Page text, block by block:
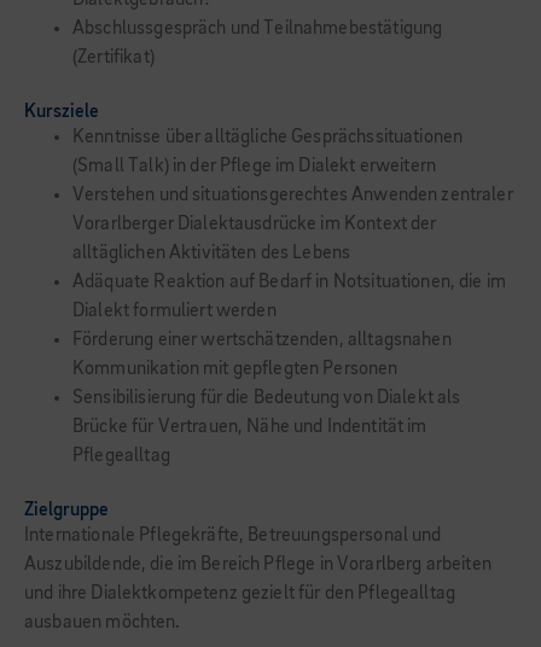
Abschlussgespräch und Teilnahmebestätigung
(Zertifikat)
Kursziele
Kenntnisse über alltägliche Gesprächssituationen
(Small Talk) in der Pflege im Dialekt erweitern
Verstehen und situationsgerechtes Anwenden zentraler
Vorarlberger Dialektausdrücke im Kontext der
alltäglichen Aktivitäten des Lebens
Adäquate Reaktion auf Bedarf in Notsituationen, die im
Dialekt formuliert werden
Förderung einer wertschätzenden, alltagsnahen
Kommunikation mit gepflegten Personen
Sensibilisierung für die Bedeutung von Dialekt als
Brücke für Vertrauen, Nähe und Indentität im
Pflegealltag
Zielgruppe
Internationale Pflegekräfte, Betreuungspersonal und
Auszubildende, die im Bereich Pflege in Vorarlberg arbeiten
und ihre Dialektkompetenz gezielt für den Pflegealltag
ausbauen möchten.